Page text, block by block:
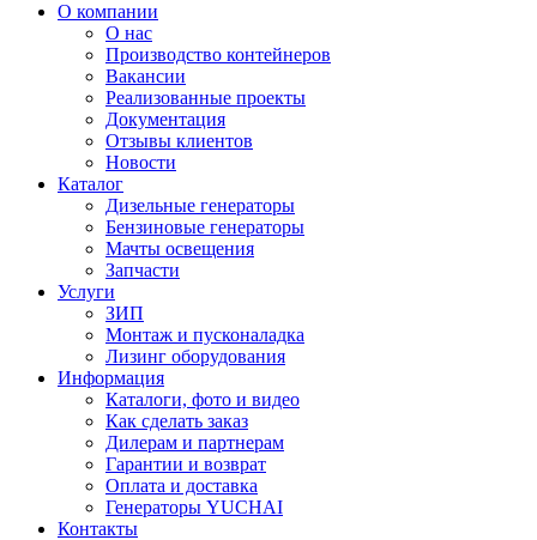
О компании
О нас
Производство контейнеров
Вакансии
Реализованные проекты
Документация
Отзывы клиентов
Новости
Каталог
Дизельные генераторы
Бензиновые генераторы
Мачты освещения
Запчасти
Услуги
ЗИП
Монтаж и пусконаладка
Лизинг оборудования
Информация
Каталоги, фото и видео
Как сделать заказ
Дилерам и партнерам
Гарантии и возврат
Оплата и доставка
Генераторы YUCHAI
Контакты